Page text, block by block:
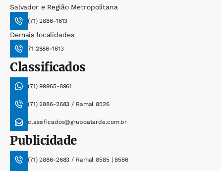
Salvador e Região Metropolitana
(71) 2886-1613
Demais localidades
71 2886-1613
Classificados
(71) 99965-8961
(71) 2886-2683 / Ramal 8526
classificados@grupoatarde.com.br
Publicidade
(71) 2886-2683 / Ramal 8585 | 8586